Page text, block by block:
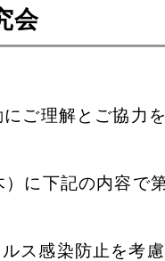
会
ご理解とご協力
）に下記の内容で
ス感染防止を考